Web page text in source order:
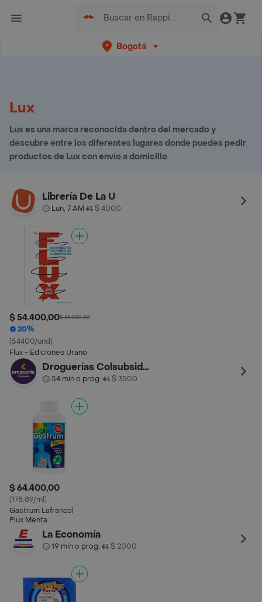
Bogotá
Lux
Lux es una marca reconocida dentro del mercado y
descubre entre los diferentes lugares donde puedes pedir
productos de Lux con envío a domicilio
Librería De La U
Lun, 7 AM• $ 4000
$ 54.400,00$ 68.000,00
20%
(54400/und)
Flux - Ediciones Urano
Droguerías Colsubsidio
54 min o prog.• $ 3500
$ 64.400,00
(178.89/ml)
Gastrum Lafrancol
Plux Menta
La Economía
19 min o prog.• $ 2000